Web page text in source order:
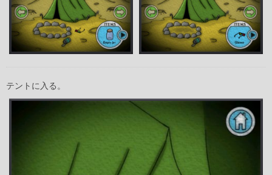
テントに入る。